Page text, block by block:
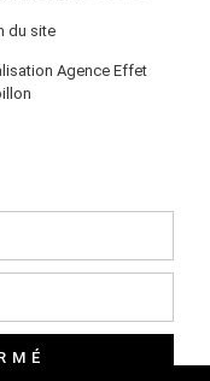
du site
Agence Effet